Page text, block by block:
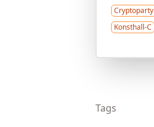
Cryptoparty
Konsthall-C
Tags